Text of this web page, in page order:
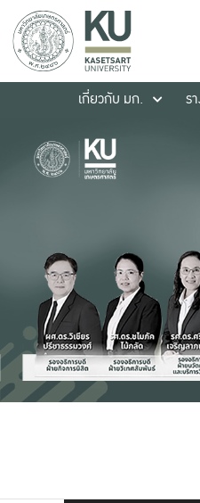
เกี่ยวกับ มก.
ร